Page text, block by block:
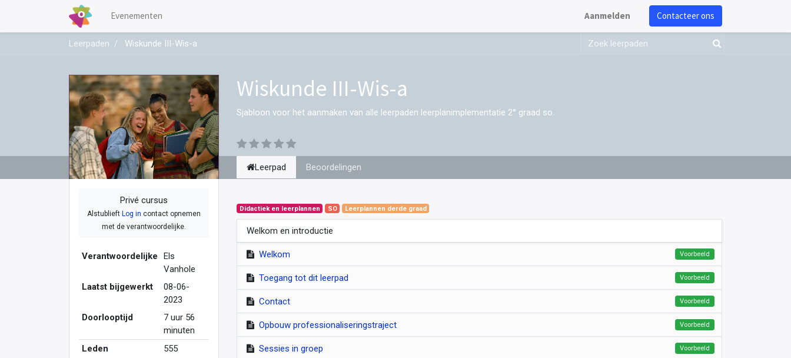
Evenementen Aanmelden Contacteer ons
Leerpaden Wiskunde III-Wis-a
Wiskunde III-Wis-a
Sjabloon voor het aanmaken van alle leerpaden leerplanimplementatie 2° graad so.
Privé cursus
Alstublieft Log in contact opnemen
met de verantwoordelijke.
Verantwoordelijke
Els
Vanhole
Laatst bijgewerkt
08-06-
2023
Doorlooptijd
7 uur 56
minuten
Leden
555
Leerpad Beoordelingen
Didactiek en leerplannen SO Leerplannen derde graad
Welkom en introductie
Welkom Voorbeeld
Toegang tot dit leerpad Voorbeeld
Contact Voorbeeld
Opbouw professionaliseringstraject Voorbeeld
Sessies in groep Voorbeeld